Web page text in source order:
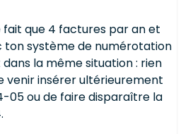
fait que 4 factures par an et
ton système de numérotation
la même situation : rien
venir insérer ultérieurement
05 ou de faire disparaître la